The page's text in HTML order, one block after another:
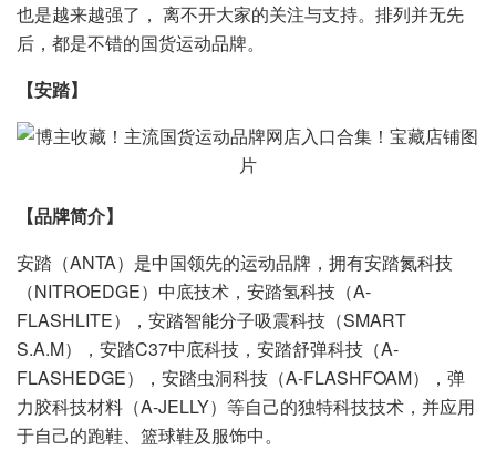
也是越来越强了， 离不开大家的关注与支持。排列并无先
后，都是不错的国货运动品牌。
【安踏】
【品牌简介】
安踏（ANTA）是中国领先的运动品牌，拥有安踏氮科技
（NITROEDGE）中底技术，安踏氢科技（A-
FLASHLITE），安踏智能分子吸震科技（SMART
S.A.M），安踏C37中底科技，安踏舒弹科技（A-
FLASHEDGE），安踏虫洞科技（A-FLASHFOAM），弹
力胶科技材料（A-JELLY）等自己的独特科技技术，并应用
于自己的跑鞋、篮球鞋及服饰中。